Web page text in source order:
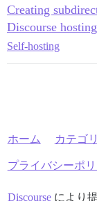
Creating
Discourse
Self-hosting
ホーム カテゴリ
プライバシーポ
Discourseにより